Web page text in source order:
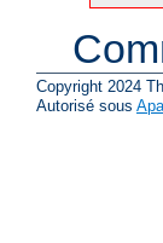
Copyright 2024
Autorisé sous